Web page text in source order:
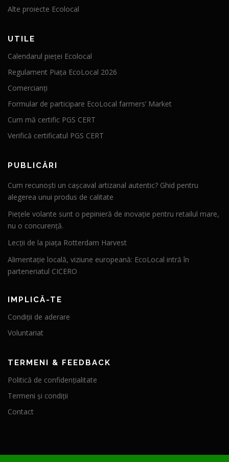
Alte proiecte Ecolocal
UTILE
Calendarul pieței Ecolocal
Regulament Piața EcoLocal 2026
Comercianți
Formular de participare EcoLocal farmers’ Market
Cum mă certific PGS CERT
Verifică certificatul PGS CERT
PUBLICĂRI
Cum recunoști un cașcaval artizanal autentic? Ghid pentru
alegerea unui produs de calitate
Piețele volante sunt o pepinieră de inovație pentru retailul mare,
nu o concurență.
Lecții de la piața Rotterdam Harvest
Alimentație locală, viziune europeană: EcoLocal intră în
parteneriatul CICERO
IMPLICĂ-TE
Condiții de aderare
Voluntariat
TERMENI & FEEDBACK
Politică de confidențialitate
Termeni și condiții
Contact